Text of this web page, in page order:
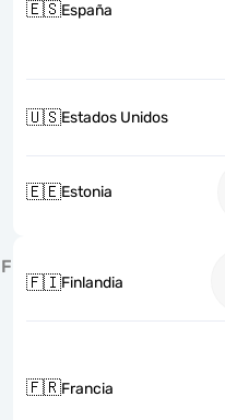
🇪🇸España
🇺🇸Estados Unidos
🇪🇪Estonia
F
🇫🇮Finlandia
🇫🇷Francia